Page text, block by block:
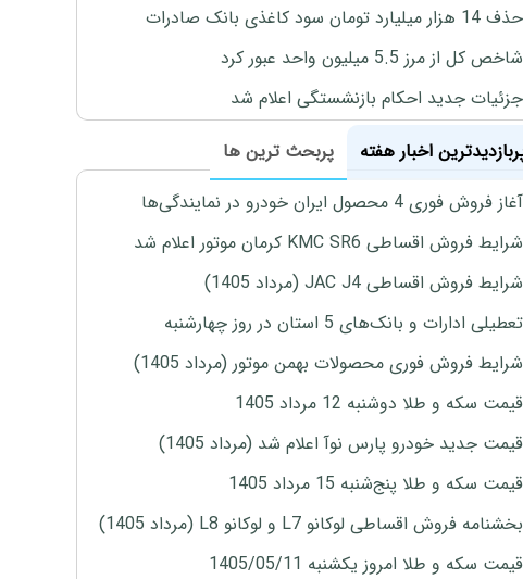
حذف 14 هزار میلیارد تومان سود کاغذی بانک صادرات
شاخص کل از مرز 5.5 میلیون واحد عبور کرد
جزئیات جدید احکام بازنشستگی اعلام شد
اخبار هفته
پربحث ترین ها
آغاز فروش فوری 4 محصول ایران خودرو در نمایندگی‌ها
شرایط فروش اقساطی KMC SR6 کرمان موتور اعلام شد
شرایط فروش اقساطی JAC J4 (مرداد 1405)
تعطیلی ادارات و بانک‌های 5 استان در روز چهارشنبه
شرایط فروش فوری محصولات بهمن موتور (مرداد 1405)
قیمت سکه و طلا دوشنبه 12 مرداد 1405
قیمت جدید خودرو پارس نوآ اعلام شد (مرداد 1405)
قیمت سکه و طلا پنج‌شنبه 15 مرداد 1405
بخشنامه فروش اقساطی لوکانو L7 و لوکانو L8 (مرداد 1405)
قیمت سکه و طلا امروز یکشنبه 1405/05/11